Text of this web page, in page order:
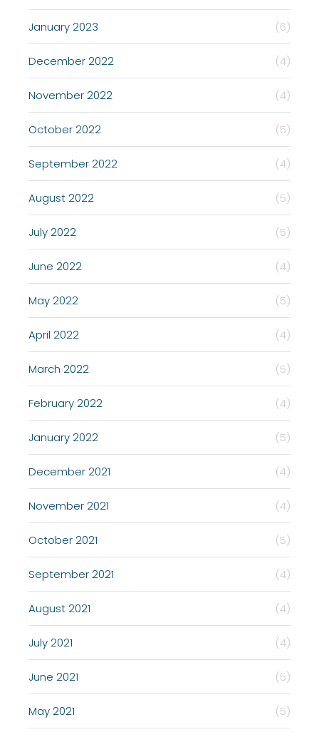
January 2023 (6)
December 2022 (4)
November 2022 (4)
October 2022 (5)
September 2022 (4)
August 2022 (5)
July 2022 (5)
June 2022 (4)
May 2022 (5)
April 2022 (4)
March 2022 (5)
February 2022 (4)
January 2022 (5)
December 2021 (4)
November 2021 (4)
October 2021 (5)
September 2021 (4)
August 2021 (4)
July 2021 (4)
June 2021 (5)
May 2021 (5)